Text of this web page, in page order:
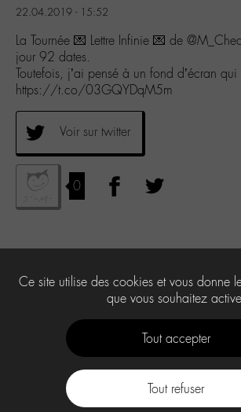
22.04.2019 - 15:52
La Tournée 💌 Lettre Infinie 💌 de
jour 92 dates.
Toutefois, j’ai pensé à un fond d’écran
https://t.co/03GQYDqM5m
Voir sur twitter
0
Ce site utilise des cookies et vous donne
que vous souhaitez
Tout accepter
Tout refuser